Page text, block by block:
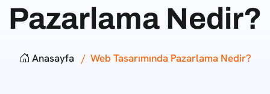
Pazarlama Nedir?
Anasayfa Web Tasarımında Pazarlama Nedir?